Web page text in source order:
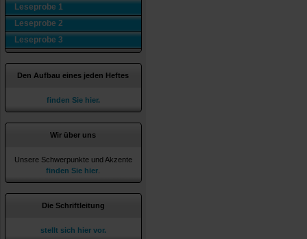
Leseprobe 1
Leseprobe 2
Leseprobe 3
Den Aufbau eines jeden Heftes
finden Sie hier.
Wir über uns
Unsere Schwerpunkte und Akzente
finden Sie hier
Die Schriftleitung
stellt sich hier vor.